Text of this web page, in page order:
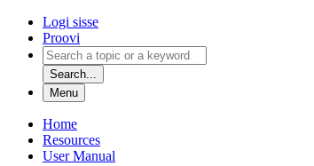
Logi sisse
Proovi
Search...
Menu
Home
Resources
User Manual